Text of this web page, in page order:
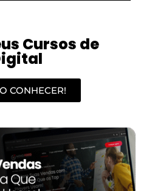
Cursos de
CONHECER!